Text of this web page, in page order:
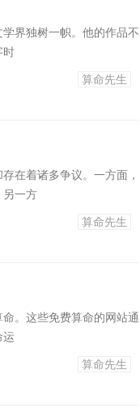
界独树一帜。他的作品不
时
算命先生
在着诸多争议。一方面，
另一方
算命先生
。这些免费算命的网站通
运
算命先生